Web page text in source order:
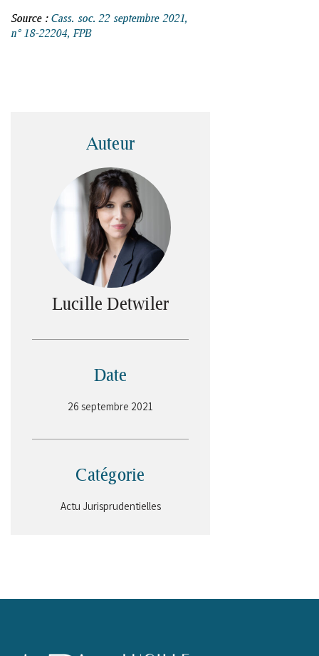
Source : Cass. soc. 22 septembre 2021,
n° 18-22204, FPB
Auteur
Lucille Detwiler
Date
26 septembre 2021
Catégorie
Actu Jurisprudentielles